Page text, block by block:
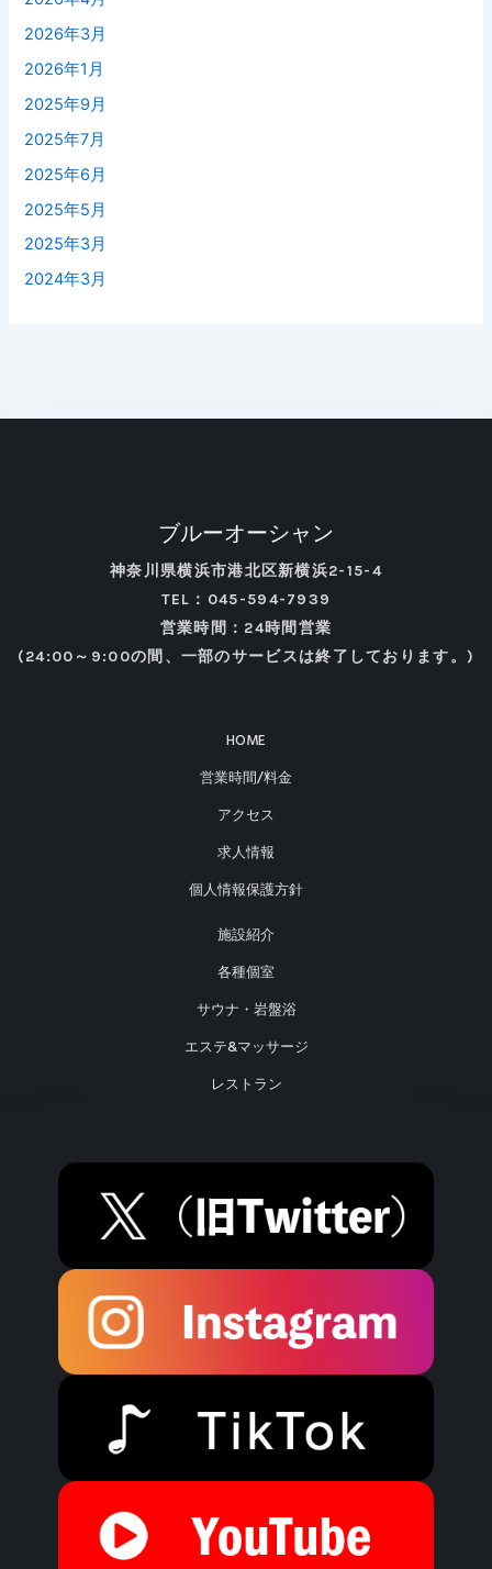
2026年3月
2026年1月
2025年9月
2025年7月
2025年6月
2025年5月
2025年3月
2024年3月
ブルーオーシャン
神奈川県横浜市港北区新横浜2-15-4
TEL：045-594-7939
営業時間：24時間営業
(24:00～9:00の間、一部のサービスは終了しております。)
HOME
営業時間/料金
アクセス
求人情報
個人情報保護方針
施設紹介
各種個室
サウナ・岩盤浴
エステ&マッサージ
レストラン